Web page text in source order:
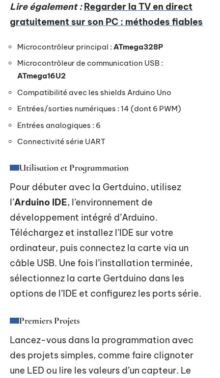
Lire également : Regarder la TV en direct
gratuitement sur son PC : méthodes fiables
Microcontrôleur principal : ATmega328P
Microcontrôleur de communication USB :
ATmega16U2
Compatibilité avec les shields Arduino Uno
Entrées/sorties numériques : 14 (dont 6 PWM)
Entrées analogiques : 6
Connectivité série UART
Utilisation et Programmation
Pour débuter avec la Gertduino, utilisez
l’Arduino IDE, l’environnement de
développement intégré d’Arduino.
Téléchargez et installez l’IDE sur votre
ordinateur, puis connectez la carte via un
câble USB. Une fois l’installation terminée,
sélectionnez la carte Gertduino dans les
options de l’IDE et configurez les ports série.
Premiers Projets
Lancez-vous dans la programmation avec
des projets simples, comme faire clignoter
une LED ou lire les valeurs d’un capteur. Le